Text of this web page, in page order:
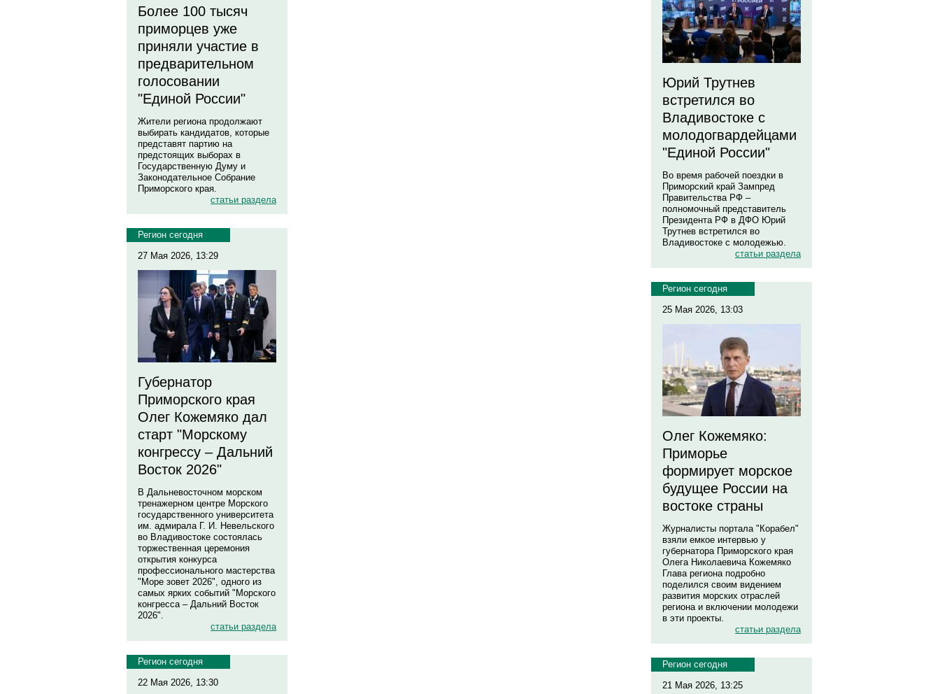
Более 100 тысяч
приморцев уже
приняли участие в
предварительном
голосовании
"Единой России"
Жители региона продолжают
выбирать кандидатов, которые
представят партию на
предстоящих выборах в
Государственную Думу и
Законодательное Собрание
Приморского края.
статьи раздела
Регион сегодня
27 Мая 2026, 13:29
Губернатор
Приморского края
Олег Кожемяко дал
старт "Морскому
конгрессу – Дальний
Восток 2026"
В Дальневосточном морском
тренажерном центре Морского
государственного университета
им. адмирала Г. И. Невельского
во Владивостоке состоялась
торжественная церемония
открытия конкурса
профессионального мастерства
"Море зовет 2026", одного из
самых ярких событий "Морского
конгресса – Дальний Восток
2026".
статьи раздела
Регион сегодня
22 Мая 2026, 13:30
Юрий Трутнев
встретился во
Владивостоке с
молодогвардейцами
"Единой России"
Во время рабочей поездки в
Приморский край Зампред
Правительства РФ –
полномочный представитель
Президента РФ в ДФО Юрий
Трутнев встретился во
Владивостоке с молодежью.
статьи раздела
Регион сегодня
25 Мая 2026, 13:03
Олег Кожемяко:
Приморье
формирует морское
будущее России на
востоке страны
Журналисты портала "Корабел"
взяли емкое интервью у
губернатора Приморского края
Олега Николаевича Кожемяко
Глава региона подробно
поделился своим видением
развития морских отраслей
региона и включении молодежи
в эти проекты.
статьи раздела
Регион сегодня
21 Мая 2026, 13:25